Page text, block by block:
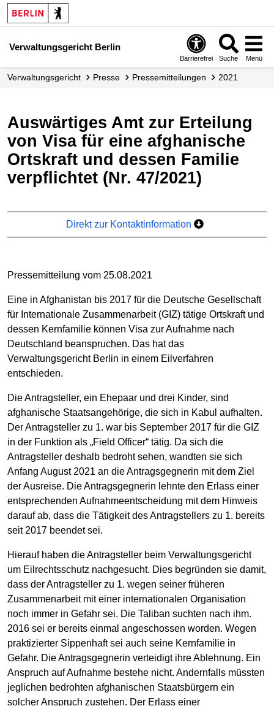
Verwaltungsgericht Berlin
Barrierefrei Suche Menü
Verwaltungs­gericht Presse Presse­mitteilungen 2021
Auswärtiges Amt zur Erteilung
von Visa für eine afghanische
Ortskraft und dessen Familie
verpflichtet (Nr. 47/2021)
Direkt zur Kontaktinformation
Pressemitteilung vom 25.08.2021
Eine in Afghanistan bis 2017 für die Deutsche Gesellschaft
für Internationale Zusammenarbeit (GIZ) tätige Ortskraft und
dessen Kernfamilie können Visa zur Aufnahme nach
Deutschland beanspruchen. Das hat das
Verwaltungsgericht Berlin in einem Eilverfahren
entschieden.
Die Antragsteller, ein Ehepaar und drei Kinder, sind
afghanische Staatsangehörige, die sich in Kabul aufhalten.
Der Antragsteller zu 1. war bis September 2017 für die GIZ
in der Funktion als „Field Officer“ tätig. Da sich die
Antragsteller deshalb bedroht sehen, wandten sie sich
Anfang August 2021 an die Antragsgegnerin mit dem Ziel
der Ausreise. Die Antragsgegnerin lehnte den Erlass einer
entsprechenden Aufnahmeentscheidung mit dem Hinweis
darauf ab, dass die Tätigkeit des Antragstellers zu 1. bereits
seit 2017 beendet sei.
Hierauf haben die Antragsteller beim Verwaltungsgericht
um Eilrechtsschutz nachgesucht. Dies begründen sie damit,
dass der Antragsteller zu 1. wegen seiner früheren
Zusammenarbeit mit einer internationalen Organisation
noch immer in Gefahr sei. Die Taliban suchten nach ihm.
2016 sei er bereits einmal angeschossen worden. Wegen
praktizierter Sippenhaft sei auch seine Kernfamilie in
Gefahr. Die Antragsgegnerin verteidigt ihre Ablehnung. Ein
Anspruch auf Aufnahme bestehe nicht. Andernfalls müssten
jeglichen bedrohten afghanischen Staatsbürgern ein
solcher Anspruch zustehen. Der Erlass einer